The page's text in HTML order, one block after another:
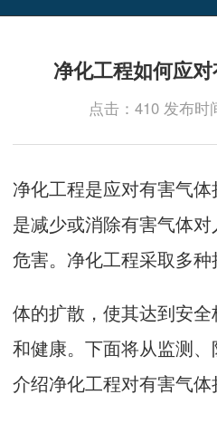
净化工程如何应
点击：410 发布时
净化工程是应对有害气
是减少或消除有害气体
危害。净化工程采取多
体的扩散，使其达到安
和健康。下面将从监测
介绍净化工程对有害气体